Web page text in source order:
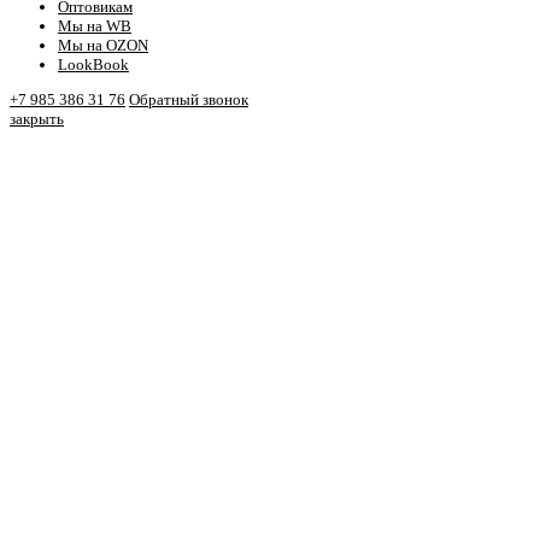
Оптовикам
Мы на WB
Мы на OZON
LookBook
+7 985 386 31 76 Обратный звонок
закрыть